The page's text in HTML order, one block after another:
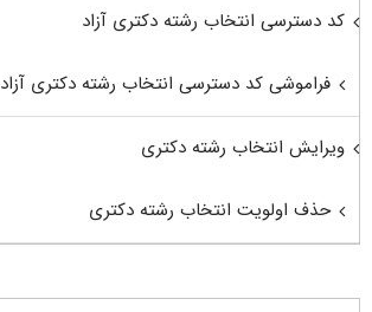
کد دسترسی انتخاب رشته دکتری آزاد
فراموشی کد دسترسی انتخاب رشته دکتری آزاد
ویرایش انتخاب رشته دکتری
حذف اولویت انتخاب رشته دکتری